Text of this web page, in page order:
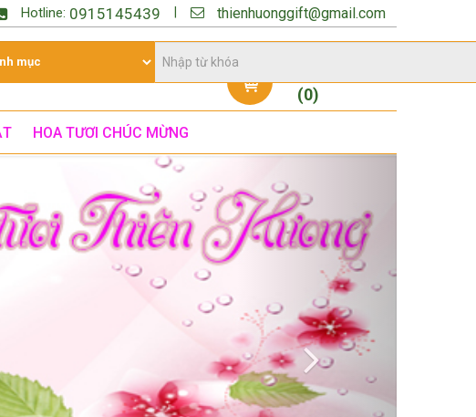
Hotline: 0915145439 thienhuonggift@gmail.com
(0)
HOA TƯƠI CHÚC MỪNG